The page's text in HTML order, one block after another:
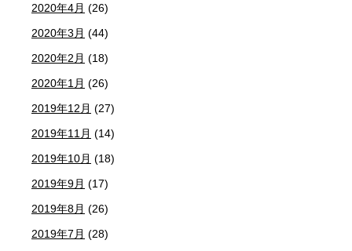
2020年4月 (26)
2020年3月 (44)
2020年2月 (18)
2020年1月 (26)
2019年12月 (27)
2019年11月 (14)
2019年10月 (18)
2019年9月 (17)
2019年8月 (26)
2019年7月 (28)